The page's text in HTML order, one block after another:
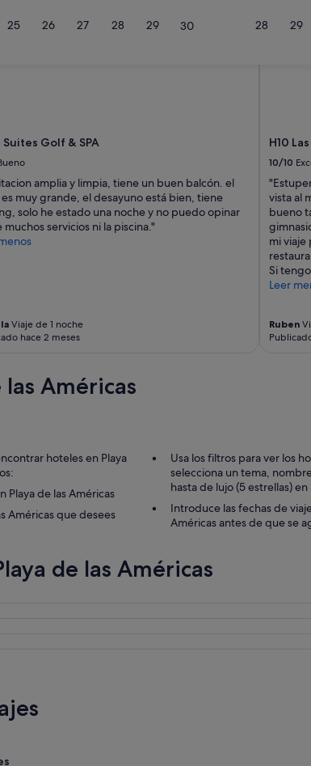
25 26 27 28 29 30 28 29
Suites Golf & SPA
amplia y limpia, tiene un buen balcón. el
muy grande, el desayuno está bien, tiene
solo he estado una noche y no puedo opinar
muchos servicios ni la piscina."
Viaje de 1 noche
hace 2 meses
H10
10/10
vista al
bueno
mi viaje
Si
Leer
Ruben
Américas
hoteles en Playa
Playa de las Américas
Américas que desees
Usa los filtros para ver los
selecciona un tema,
hasta de lujo (5 estrellas)
Introduce las fechas de
Américas antes de que se
de las Américas